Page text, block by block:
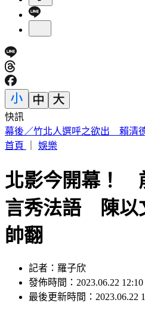
快訊
SBS歌謠大戰／
一起跳
北影今開幕！
言秀法語 陳以
帥翻
記者：羅子欣
發佈時間：2023.06.22 12:10